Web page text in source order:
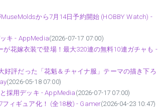
から7月14日予約開始 (HOBBY Watch) -
キ - AppMedia(2026-07-17 07:00)
が花嫁衣装で登場！最大320連の無料10連ガチャも -
好評だった「花魁＆チャイナ服」テーマの描き下ろ
(2026-05-18 07:00)
採用デッキ - AppMedia (2026-07-17 07:00)
フィギュア化！ (全18枚) - Gamer(2026-04-23 10:47)